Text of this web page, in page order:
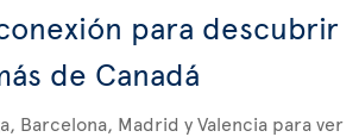
para descubrir
de Canadá
Barcelona, Madrid y Valencia para ver